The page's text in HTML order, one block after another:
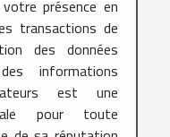
présence en
transactions de
des données
informations
est une
pour toute